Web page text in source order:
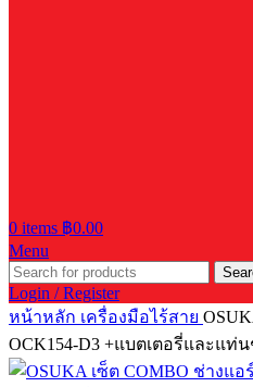
0 items ฿0.00
Menu
Login / Register
หน้าหลัก เครื่องมือไร้สาย
OCK154-D3 +แบตเตอรี่และแท่